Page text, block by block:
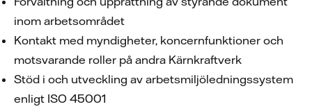
inom arbetsområdet
Kontakt med myndigheter, koncernfunktioner och
motsvarande roller på andra Kärnkraftverk
Stöd i och utveckling av arbetsmiljöledningssystem
enligt ISO 45001